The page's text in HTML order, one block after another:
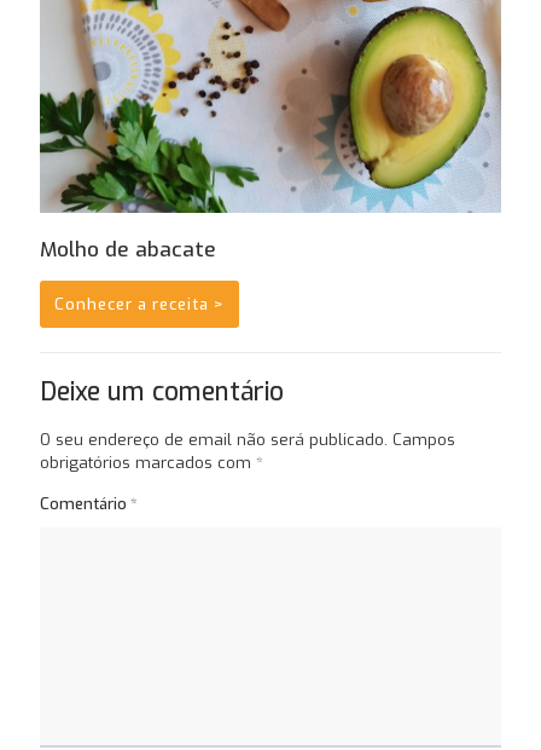
Molho de abacate
Conhecer a receita >
Deixe um comentário
O seu endereço de email não será publicado. Campos
obrigatórios marcados com *
Comentário *